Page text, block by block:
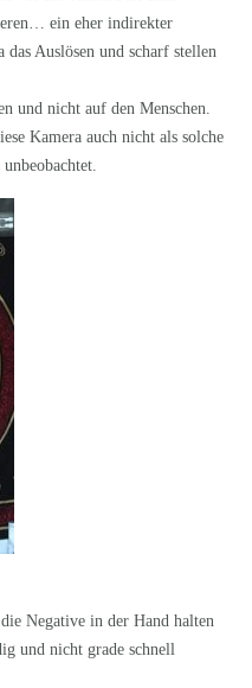
ein eher indirekter
Auslösen und scharf stellen
und nicht auf den Menschen.
Kamera auch nicht als solche
Negative in der Hand halten
und nicht grade schnell